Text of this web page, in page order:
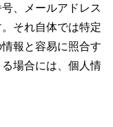
、メールアドレス
それ自体では特定
報と容易に照合す
場合には、個人情